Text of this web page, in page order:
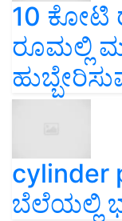
10 ಕೋಟಿ
ರೂಮಲ್ಲಿ
ಬೆಲೆಯಲ್ಲಿ